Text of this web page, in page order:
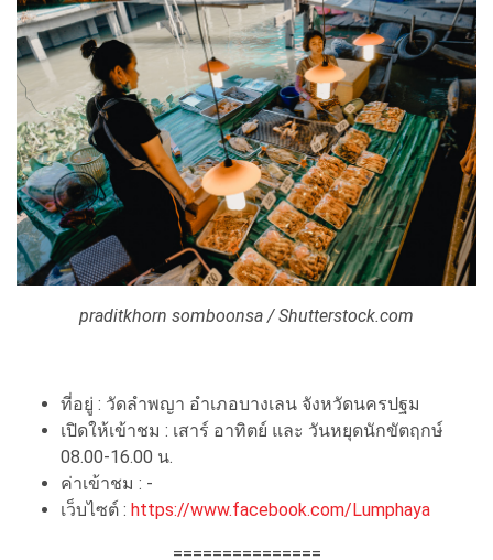
praditkhorn somboonsa / Shutterstock.com
ที่อยู่ : วัดลำพญา อำเภอบางเลน จังหวัดนครปฐม
เปิดให้เข้าชม : เสาร์ อาทิตย์ และ วันหยุดนักขัตฤกษ์
08.00-16.00 น.
ค่าเข้าชม : -
เว็บไซต์ : https://www.facebook.com/Lumphaya
===============